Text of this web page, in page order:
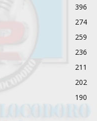
396
274
259
236
211
202
190